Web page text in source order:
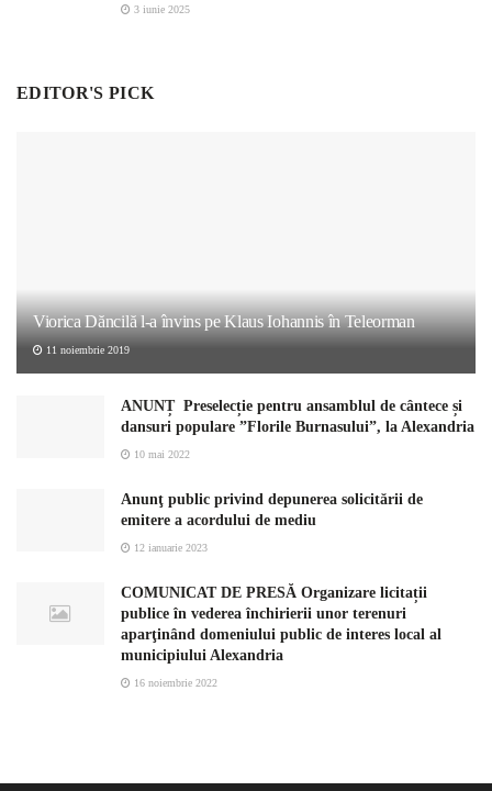
3 iunie 2025
EDITOR'S PICK
Viorica Dăncilă l-a învins pe Klaus Iohannis în Teleorman
11 noiembrie 2019
ANUNȚ Preselecție pentru ansamblul de cântece și
dansuri populare ”Florile Burnasului”, la Alexandria
10 mai 2022
Anunţ public privind depunerea solicitării de
emitere a acordului de mediu
12 ianuarie 2023
COMUNICAT DE PRESĂ Organizare licitații
publice în vederea închirierii unor terenuri
aparţinând domeniului public de interes local al
municipiului Alexandria
16 noiembrie 2022